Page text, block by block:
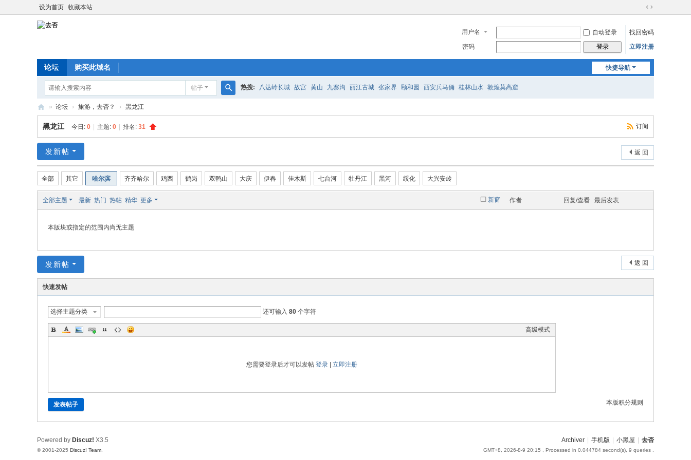
设为首页 收藏本站
切
到
宽
用户名 自动登录
找回密码
密码
登录 立即注册
快捷导航
论坛 购买此域名
帖子
索
热搜: 八达岭长城 故宫 黄山 九寨沟 丽江古城 张家界 颐和园 西安兵马俑 桂林山水 敦煌莫高窟
去
否
» 论坛 › 旅游，去否？ › 黑龙江
订阅
黑龙江 今日: 0 主题: 0 排名: 31
返 回
发新帖
全部 其它 哈尔滨 齐齐哈尔 鸡西 鹤岗 双鸭山 大庆 伊春 佳木斯 七台河 牡丹江 黑河 绥化 大兴安岭
新窗
全部主题 最新 热门 热帖 精华 更多 作者 回复/查看 最后发表
本版块或指定的范围内尚无主题
返 回
发新帖
快速发帖
选择主题分类 还可输入 80 个字符
高级模式
您需要登录后才可以发帖 登录 立即注册
本版积分规则
发表帖子
Archiver 手机版 小黑屋 去否
GMT+8, 2026-8-9 20:15 , Processed in 0.044784 second(s), 9 queries .
Powered by Discuz! X3.5
© 2001-2025 Discuz! Team